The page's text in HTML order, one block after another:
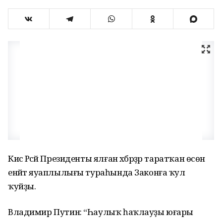
Кисә Рәсәй Президенты ялған хәбәрҙәр таратҡан өсөн
енәйәт яуаплылығы тураһында Законға ҡул
ҡуйҙы.
Владимир Путин: “Һаулыҡ һаҡлауҙы юғары